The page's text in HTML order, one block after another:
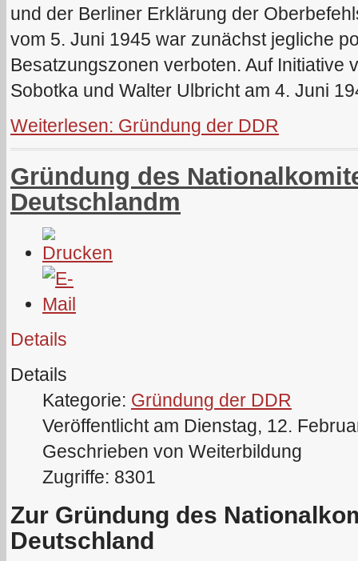
und der Berliner Erklärung der
vom 5. Juni 1945 war zunächst jegliche
Besatzungszonen verboten. Auf Initiative
Sobotka und Walter Ulbricht am 4. Juni
Weiterlesen: Gründung der DDR
Gründung des
Deutschlandm
Details
Details
Kategorie: Gründung der DDR
Veröffentlicht am Dienstag, 12.
Geschrieben von Weiterbildung
Zugriffe: 8301
Zur Gründung des
Deutschland